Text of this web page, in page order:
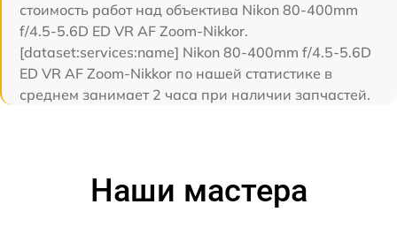
стоимость работ над объектива Nikon 80-400mm
f/4.5-5.6D ED VR AF Zoom-Nikkor.
[dataset:services:name] Nikon 80-400mm f/4.5-5.6D
ED VR AF Zoom-Nikkor по нашей статистике в
среднем занимает 2 часа при наличии запчастей.
Наши мастера